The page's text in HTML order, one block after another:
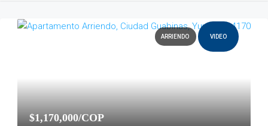
ARRIENDO VIDEO
$1,170,000/COP